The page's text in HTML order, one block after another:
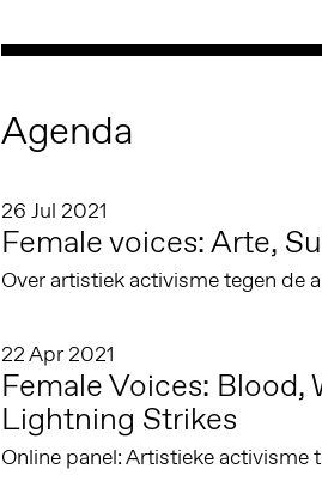
Agenda
26 Jul 2021
Female voices: Arte,
Over artistiek activisme tegen de
22 Apr 2021
Female Voices: Blood,
Lightning Strikes
Online panel: Artistieke